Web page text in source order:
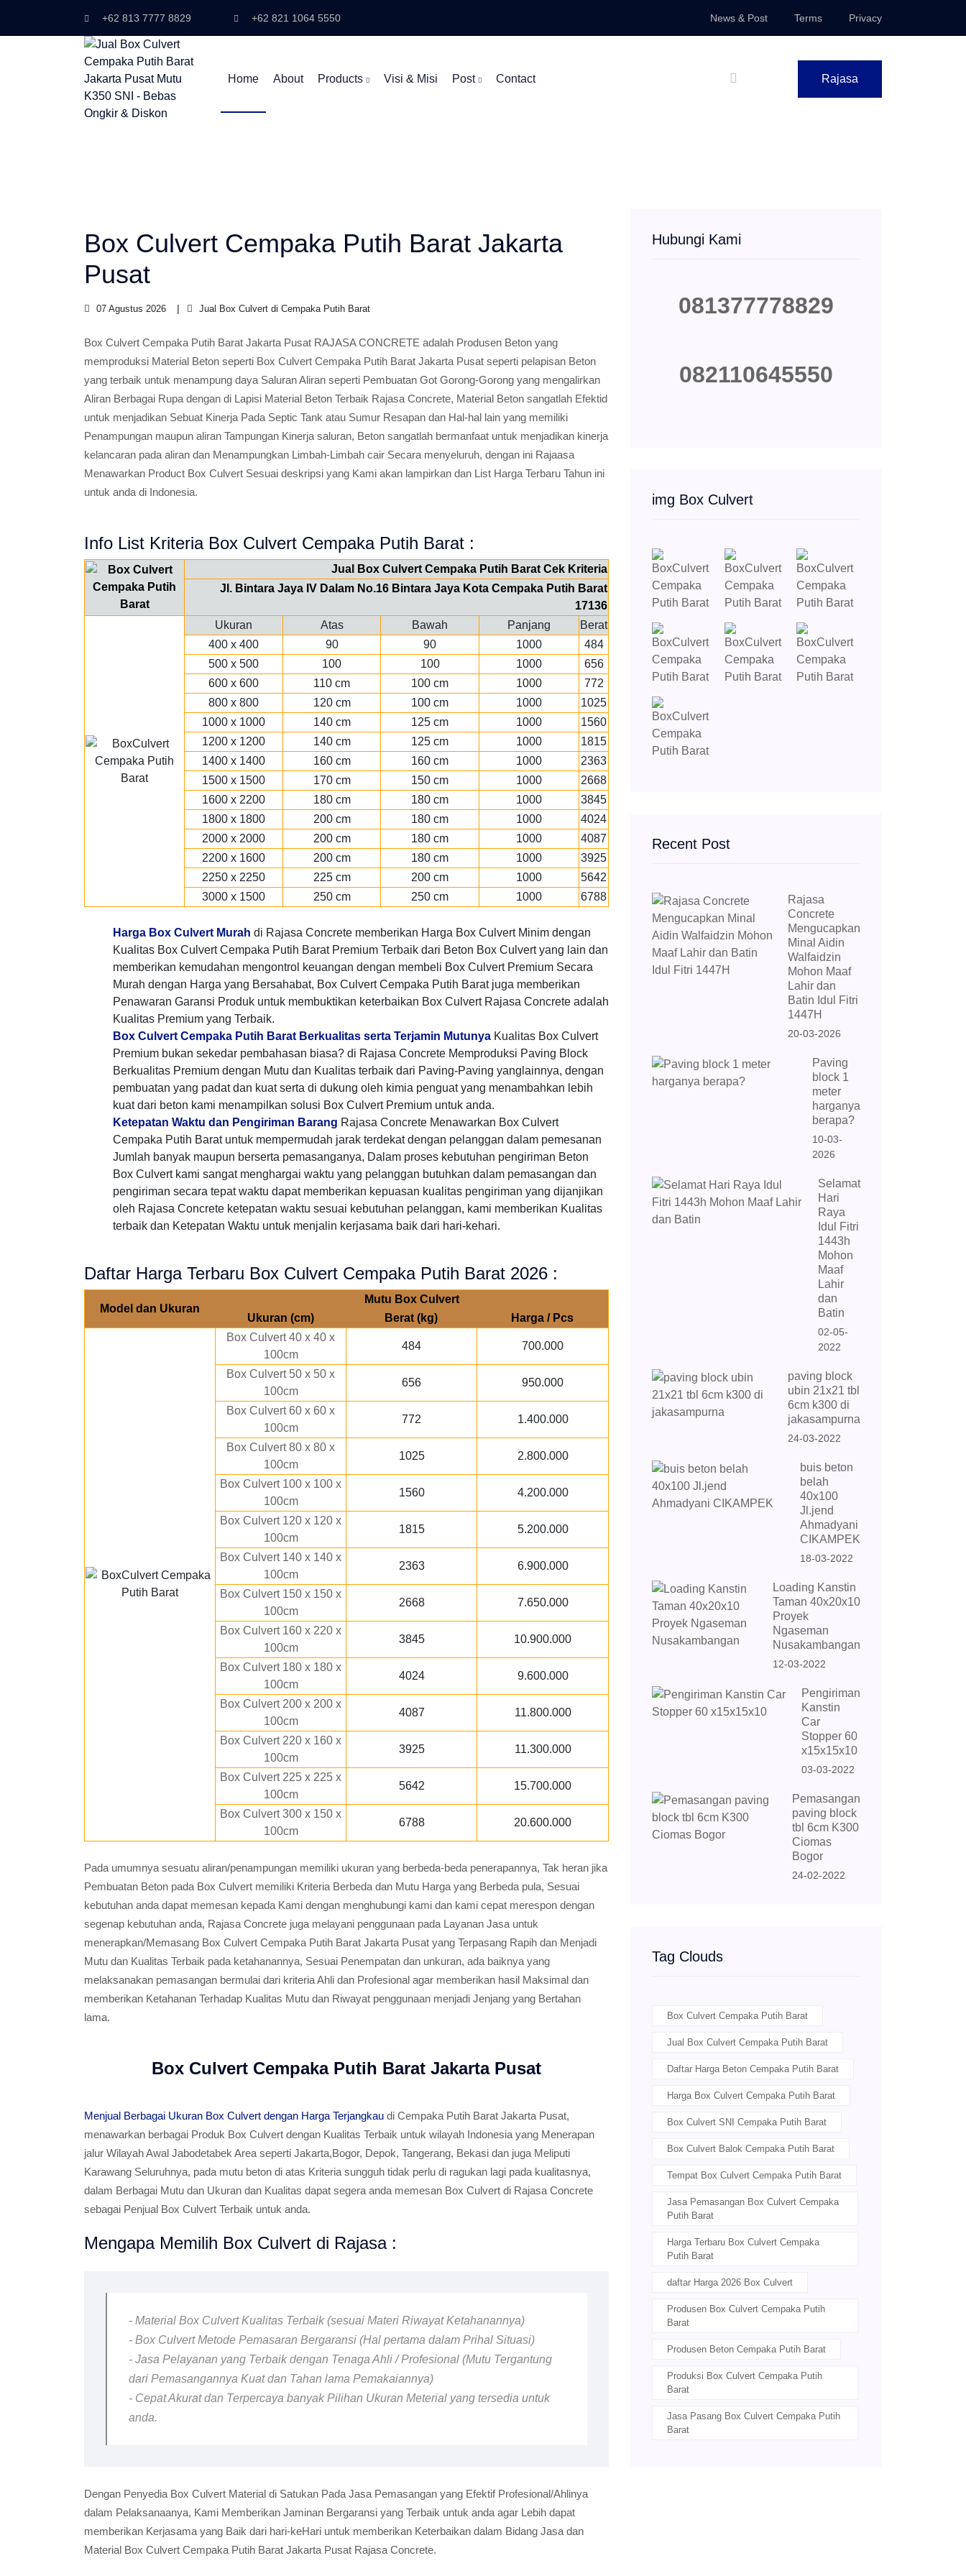
+62 813 7777 8829 +62 821 1064 5550 News & Post Terms Privacy
Home About Products Visi & Misi Post Contact Rajasa
Box Culvert Cempaka Putih Barat Jakarta
Pusat
07 Agustus 2026 Jual Box Culvert di Cempaka Putih Barat
Box Culvert Cempaka Putih Barat Jakarta Pusat RAJASA CONCRETE adalah Produsen Beton yang
memproduksi Material Beton seperti Box Culvert Cempaka Putih Barat Jakarta Pusat seperti pelapisan Beton
yang terbaik untuk menampung daya Saluran Aliran seperti Pembuatan Got Gorong-Gorong yang mengalirkan
Aliran Berbagai Rupa dengan di Lapisi Material Beton Terbaik Rajasa Concrete, Material Beton sangatlah Efektid
untuk menjadikan Sebuat Kinerja Pada Septic Tank atau Sumur Resapan dan Hal-hal lain yang memiliki
Penampungan maupun aliran Tampungan Kinerja saluran, Beton sangatlah bermanfaat untuk menjadikan kinerja
kelancaran pada aliran dan Menampungkan Limbah-Limbah cair Secara menyeluruh, dengan ini Rajaasa
Menawarkan Product Box Culvert Sesuai deskripsi yang Kami akan lampirkan dan List Harga Terbaru Tahun ini
untuk anda di Indonesia.
Info List Kriteria Box Culvert Cempaka Putih Barat :
Jual Box Culvert Cempaka Putih Barat Cek Kriteria
Jl. Bintara Jaya IV Dalam No.16 Bintara Jaya Kota Cempaka Putih Barat
17136
Ukuran
Atas Bawah Panjang
Berat
400 x 400
90 90 1000
484
500 x 500
100 100 1000
656
600 x 600
110 cm 100 cm 1000
772
800 x 800
120 cm 100 cm 1000
1025
1000 x 1000
140 cm 125 cm 1000
1560
1200 x 1200
140 cm 125 cm 1000
1815
1400 x 1400
160 cm 160 cm 1000
2363
1500 x 1500
170 cm 150 cm 1000
2668
1600 x 2200
180 cm 180 cm 1000
3845
1800 x 1800
200 cm 180 cm 1000
4024
2000 x 2000
200 cm 180 cm 1000
4087
2200 x 1600
200 cm 180 cm 1000
3925
2250 x 2250
225 cm 200 cm 1000
5642
3000 x 1500
250 cm 250 cm 1000 6788
Harga Box Culvert Murah di Rajasa Concrete memberikan Harga Box Culvert Minim dengan
Kualitas Box Culvert Cempaka Putih Barat Premium Terbaik dari Beton Box Culvert yang lain dan
memberikan kemudahan mengontrol keuangan dengan membeli Box Culvert Premium Secara
Murah dengan Harga yang Bersahabat, Box Culvert Cempaka Putih Barat juga memberikan
Penawaran Garansi Produk untuk membuktikan keterbaikan Box Culvert Rajasa Concrete adalah
Kualitas Premium yang Terbaik.
Box Culvert Cempaka Putih Barat Berkualitas serta Terjamin Mutunya Kualitas Box Culvert
Premium bukan sekedar pembahasan biasa? di Rajasa Concrete Memproduksi Paving Block
Berkualitas Premium dengan Mutu dan Kualitas terbaik dari Paving-Paving yanglainnya, dengan
pembuatan yang padat dan kuat serta di dukung oleh kimia penguat yang menambahkan lebih
kuat dari beton kami menampilkan solusi Box Culvert Premium untuk anda.
Ketepatan Waktu dan Pengiriman Barang Rajasa Concrete Menawarkan Box Culvert
Cempaka Putih Barat untuk mempermudah jarak terdekat dengan pelanggan dalam pemesanan
Jumlah banyak maupun berserta pemasanganya, Dalam proses kebutuhan pengiriman Beton
Box Culvert kami sangat menghargai waktu yang pelanggan butuhkan dalam pemasangan dan
pengiriman secara tepat waktu dapat memberikan kepuasan kualitas pengiriman yang dijanjikan
oleh Rajasa Concrete ketepatan waktu sesuai kebutuhan pelanggan, kami memberikan Kualitas
terbaik dan Ketepatan Waktu untuk menjalin kerjasama baik dari hari-kehari.
Daftar Harga Terbaru Box Culvert Cempaka Putih Barat 2026 :
Model dan Ukuran
Mutu Box Culvert
Ukuran (cm)
Berat (kg)
Harga / Pcs
Box Culvert 40 x 40 x
100cm
484 700.000
Box Culvert 50 x 50 x
100cm
656 950.000
Box Culvert 60 x 60 x
100cm
772 1.400.000
Box Culvert 80 x 80 x
100cm
1025 2.800.000
Box Culvert 100 x 100 x
100cm
1560 4.200.000
Box Culvert 120 x 120 x
100cm
1815 5.200.000
Box Culvert 140 x 140 x
100cm
2363 6.900.000
Box Culvert 150 x 150 x
100cm
2668 7.650.000
Box Culvert 160 x 220 x
100cm
3845 10.900.000
Box Culvert 180 x 180 x
100cm
4024 9.600.000
Box Culvert 200 x 200 x
100cm
4087 11.800.000
Box Culvert 220 x 160 x
100cm
3925 11.300.000
Box Culvert 225 x 225 x
100cm
5642 15.700.000
Box Culvert 300 x 150 x
100cm
6788 20.600.000
Pada umumnya sesuatu aliran/penampungan memiliki ukuran yang berbeda-beda penerapannya, Tak heran jika
Pembuatan Beton pada Box Culvert memiliki Kriteria Berbeda dan Mutu Harga yang Berbeda pula, Sesuai
kebutuhan anda dapat memesan kepada Kami dengan menghubungi kami dan kami cepat merespon dengan
segenap kebutuhan anda, Rajasa Concrete juga melayani penggunaan pada Layanan Jasa untuk
menerapkan/Memasang Box Culvert Cempaka Putih Barat Jakarta Pusat yang Terpasang Rapih dan Menjadi
Mutu dan Kualitas Terbaik pada ketahanannya, Sesuai Penempatan dan unkuran, ada baiknya yang
melaksanakan pemasangan bermulai dari kriteria Ahli dan Profesional agar memberikan hasil Maksimal dan
memberikan Ketahanan Terhadap Kualitas Mutu dan Riwayat penggunaan menjadi Jenjang yang Bertahan
lama.
Box Culvert Cempaka Putih Barat Jakarta Pusat
Menjual Berbagai Ukuran Box Culvert dengan Harga Terjangkau di Cempaka Putih Barat Jakarta Pusat,
menawarkan berbagai Produk Box Culvert dengan Kualitas Terbaik untuk wilayah Indonesia yang Menerapan
jalur Wilayah Awal Jabodetabek Area seperti Jakarta,Bogor, Depok, Tangerang, Bekasi dan juga Meliputi
Karawang Seluruhnya, pada mutu beton di atas Kriteria sungguh tidak perlu di ragukan lagi pada kualitasnya,
dalam Berbagai Mutu dan Ukuran dan Kualitas dapat segera anda memesan Box Culvert di Rajasa Concrete
sebagai Penjual Box Culvert Terbaik untuk anda.
Mengapa Memilih Box Culvert di Rajasa :
- Material Box Culvert Kualitas Terbaik (sesuai Materi Riwayat Ketahanannya)
- Box Culvert Metode Pemasaran Bergaransi (Hal pertama dalam Prihal Situasi)
- Jasa Pelayanan yang Terbaik dengan Tenaga Ahli / Profesional (Mutu Tergantung
dari Pemasangannya Kuat dan Tahan lama Pemakaiannya)
- Cepat Akurat dan Terpercaya banyak Pilihan Ukuran Meterial yang tersedia untuk
anda.
Dengan Penyedia Box Culvert Material di Satukan Pada Jasa Pemasangan yang Efektif Profesional/Ahlinya
dalam Pelaksanaanya, Kami Memberikan Jaminan Bergaransi yang Terbaik untuk anda agar Lebih dapat
memberikan Kerjasama yang Baik dari hari-keHari untuk memberikan Keterbaikan dalam Bidang Jasa dan
Material Box Culvert Cempaka Putih Barat Jakarta Pusat Rajasa Concrete.
Hubungi Kami
081377778829
082110645550
img Box Culvert
Recent Post
Rajasa
Concrete
Mengucapkan
Minal Aidin
Walfaidzin
Mohon Maaf
Lahir dan
Batin Idul Fitri
1447H
20-03-2026
Paving
block 1
meter
harganya
berapa?
10-03-
2026
Selamat
Hari
Raya
Idul Fitri
1443h
Mohon
Maaf
Lahir
dan
Batin
02-05-
2022
paving block
ubin 21x21 tbl
6cm k300 di
jakasampurna
24-03-2022
buis beton
belah
40x100
Jl.jend
Ahmadyani
CIKAMPEK
18-03-2022
Loading Kanstin
Taman 40x20x10
Proyek
Ngaseman
Nusakambangan
12-03-2022
Pengiriman
Kanstin
Car
Stopper 60
x15x15x10
03-03-2022
Pemasangan
paving block
tbl 6cm K300
Ciomas
Bogor
24-02-2022
Tag Clouds
Box Culvert Cempaka Putih Barat
Jual Box Culvert Cempaka Putih Barat
Daftar Harga Beton Cempaka Putih Barat
Harga Box Culvert Cempaka Putih Barat
Box Culvert SNI Cempaka Putih Barat
Box Culvert Balok Cempaka Putih Barat
Tempat Box Culvert Cempaka Putih Barat
Jasa Pemasangan Box Culvert Cempaka
Putih Barat
Harga Terbaru Box Culvert Cempaka
Putih Barat
daftar Harga 2026 Box Culvert
Produsen Box Culvert Cempaka Putih
Barat
Produsen Beton Cempaka Putih Barat
Produksi Box Culvert Cempaka Putih
Barat
Jasa Pasang Box Culvert Cempaka Putih
Barat